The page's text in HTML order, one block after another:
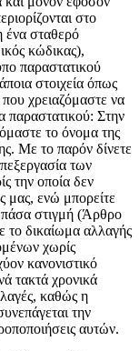
στο
ένα σταθερό
κώδικας),
παραστατικού
στοιχεία όπως
χρειαζόμαστε να
παραστατικού: Στην
το όνομα της
Με το παρόν δίνετε
των
την οποία δεν
μας, ενώ μπορείτε
πάσα στιγμή (Άρθρο
δικαίωμα αλλαγής
χωρίς
κανονιστικό
τακτά χρονικά
καθώς η
την
αυτών.